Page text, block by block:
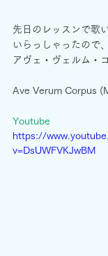
先日のレッスンで歌
いらっしゃったので
アヴェ・ヴェルム・
Ave Verum Corpus
Youtube
https://
v=DsUWFVKJwBM